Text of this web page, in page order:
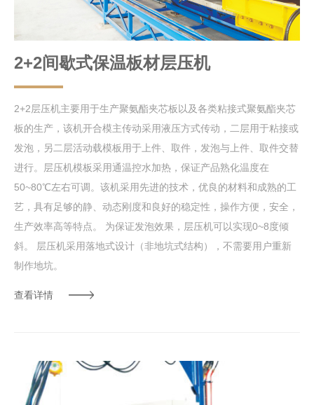
2+2间歇式保温板材层压机
2+2层压机主要用于生产聚氨酯夹芯板以及各类粘接式聚氨酯夹芯
板的生产，该机开合模主传动采用液压方式传动，二层用于粘接或
发泡，另二层活动载模板用于上件、取件，发泡与上件、取件交替
进行。层压机模板采用通温控水加热，保证产品熟化温度在
50~80℃左右可调。该机采用先进的技术，优良的材料和成熟的工
艺，具有足够的静、动态刚度和良好的稳定性，操作方便，安全，
生产效率高等特点。 为保证发泡效果，层压机可以实现0~8度倾
斜。 层压机采用落地式设计（非地坑式结构），不需要用户重新
制作地坑。
查看详情